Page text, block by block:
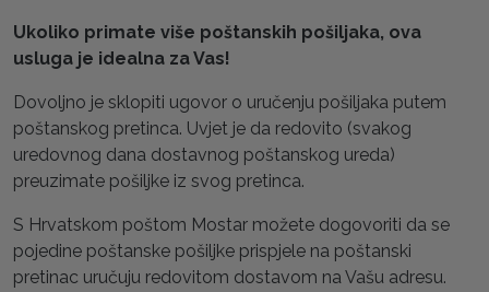
Ukoliko primate više poštanskih pošiljaka, ova
usluga je idealna za Vas!
Dovoljno je sklopiti ugovor o uručenju pošiljaka putem
poštanskog pretinca. Uvjet je da redovito (svakog
uredovnog dana dostavnog poštanskog ureda)
preuzimate pošiljke iz svog pretinca.
S Hrvatskom poštom Mostar možete dogovoriti da se
pojedine poštanske pošiljke prispjele na poštanski
pretinac uručuju redovitom dostavom na Vašu adresu.